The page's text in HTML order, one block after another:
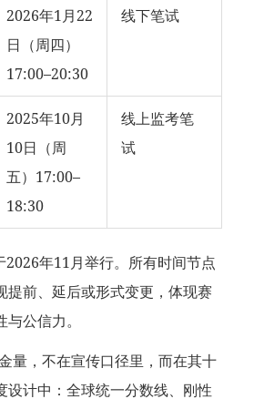
2026年1月22
日（周四）
17:00–20:30
线下笔试
2025年10月
10日（周
五）17:00–
18:30
线上监考笔
试
年11月举行。所有时间节点
提前、延后或形式变更，体现赛
公信力。
量，不在宣传口径里，而在其十
设计中：全球统一分数线、刚性